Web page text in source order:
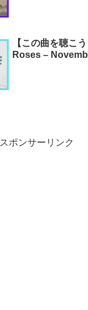
【この曲を聴こ
Roses –
スポンサーリンク